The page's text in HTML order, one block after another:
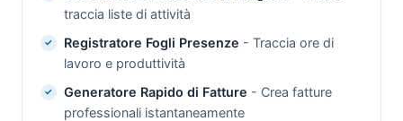
traccia liste di attività
Registratore Fogli Presenze - Traccia ore di
lavoro e produttività
Generatore Rapido di Fatture - Crea fatture
professionali istantaneamente